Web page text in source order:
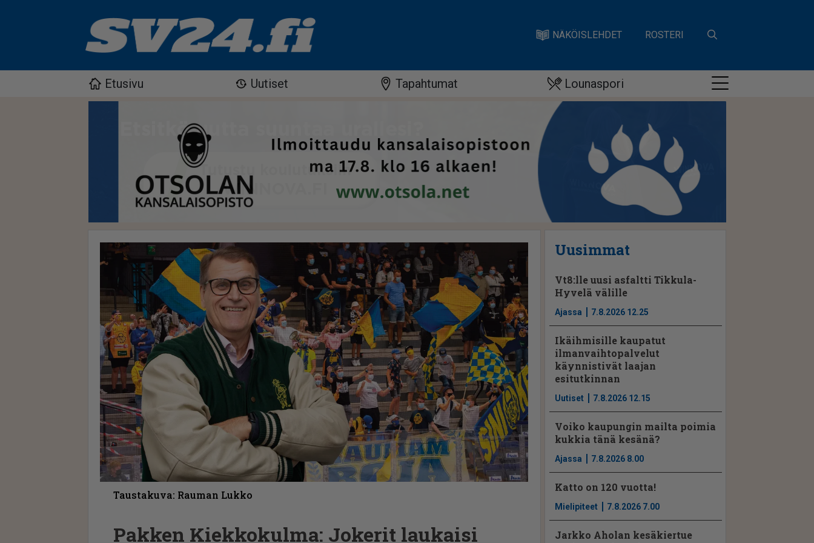
NÄKÖISLEHDET ROSTERI
Etusivu Uutiset Tapahtumat Lounaspori
Taustakuva: Rauman Lukko
Pakken Kiekkokulma: Jokerit laukaisi
Uusimmat
Vt8:lle uusi asfaltti Tikkula-
Hyvelä välille
Ajassa 7.8.2026 12.25
Ikäihmisille kaupatut
ilmanvaihtopalvelut
käynnistivät laajan
esitutkinnan
Uutiset 7.8.2026 12.15
Voiko kaupungin mailta poimia
kukkia tänä kesänä?
Ajassa 7.8.2026 8.00
Katto on 120 vuotta!
Mielipiteet 7.8.2026 7.00
Jarkko Aholan kesäkiertue